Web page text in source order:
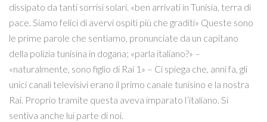
dissipato da tanti sorrisi solari. «ben arrivati in Tunisia, terra di
pace. Siamo felici di avervi ospiti più che graditi» Queste sono
le prime parole che sentiamo, pronunciate da un capitano
della polizia tunisina in dogana; «parla italiano?» –
«naturalmente, sono figlio di Rai 1» – Ci spiega che, anni fa, gli
unici canali televisivi erano il primo canale tunisino e la nostra
Rai. Proprio tramite questa aveva imparato l’italiano. Si
sentiva anche lui parte di noi.